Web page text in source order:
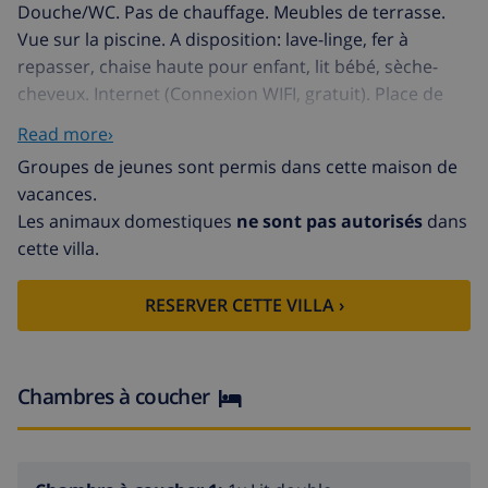
Douche/WC. Pas de chauffage. Meubles de terrasse.
Vue sur la piscine. A disposition: lave-linge, fer à
repasser, chaise haute pour enfant, lit bébé, sèche-
cheveux. Internet (Connexion WIFI, gratuit). Place de
pour des enfants en bas âge. TV seulement FR.
HUTG021347 // Reg. Nr.:
ESFCTU00001702000009626100000000000000000HUTG-
0213470
Belle maison confortable "Peni". Dans le quartier de
Pení, à 1.5 km du centre d'Empuriabrava, situation
tranquille, ensoleillée quartier résidentiel, zone avec
peu de trafic, à 2 km de la mer, à 260 m du canal. A
d’haricot (6 x 4 m, profondeur 100 - 160 cm,
Read more›
Groupes de jeunes sont permis dans cette maison de
vacances.
Les animaux domestiques ne sont pas autorisés dans
cette villa.
RESERVER CETTE VILLA ›
Chambres à coucher